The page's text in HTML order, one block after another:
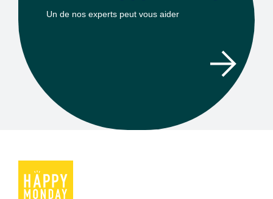
Un de nos experts peut vous aider